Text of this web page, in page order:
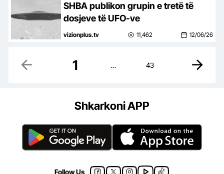
SHBA publikon grupin e tretë të
dosjeve të UFO-ve
vizionplus.tv 11,462 12/06/26
1 … 43
Shkarkoni APP
Follow Us